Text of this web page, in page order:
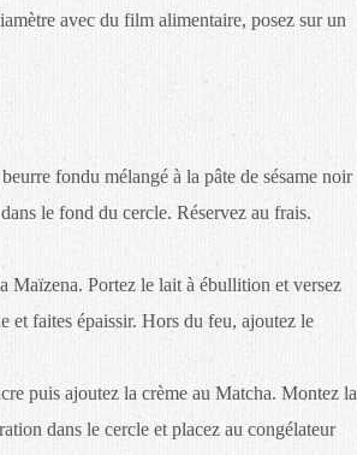
avec du film alimentaire, posez sur un
fondu mélangé à la pâte de sésame noir
le fond du cercle. Réservez au frais.
Maïzena. Portez le lait à ébullition et versez
et faites épaissir. Hors du feu, ajoutez le
puis ajoutez la crème au Matcha. Montez la
dans le cercle et placez au congélateur